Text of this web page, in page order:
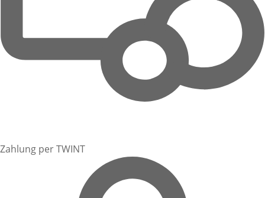
Zahlung per TWINT